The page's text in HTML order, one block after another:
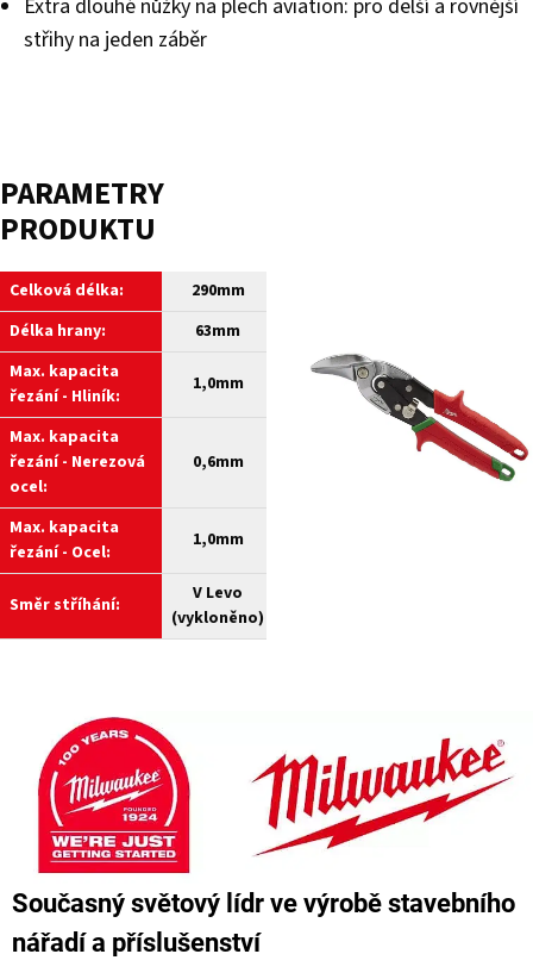
Extra dlouhé nůžky na plech aviation: pro delší a rovnější
střihy na jeden záběr
PARAMETRY
PRODUKTU
Celková délka:
290mm
Délka hrany:
63mm
Max. kapacita
řezání - Hliník:
1,0mm
Max. kapacita
řezání - Nerezová
ocel:
0,6mm
Max. kapacita
řezání - Ocel:
1,0mm
Směr stříhání:
V Levo
(vykloněno)
Současný světový lídr ve výrobě stavebního
nářadí a příslušenství